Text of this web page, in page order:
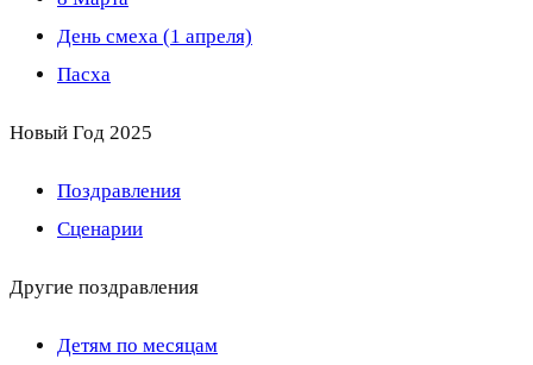
День смеха (1 апреля)
Пасха
Новый Год 2025
Поздравления
Сценарии
Другие поздравления
Детям по месяцам